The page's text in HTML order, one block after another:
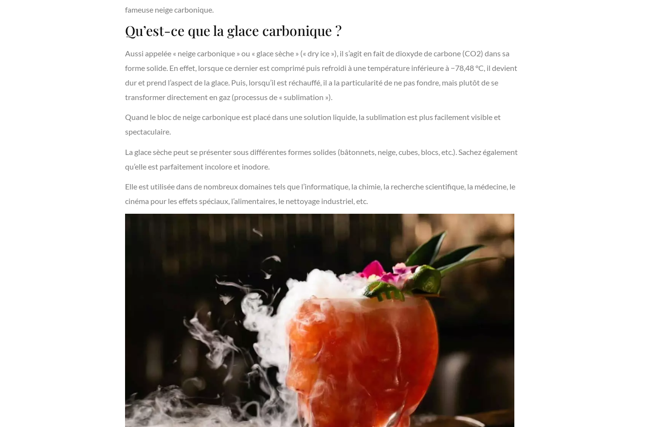
fameuse neige carbonique.
Qu’est-ce que la glace carbonique ?
Aussi appelée « neige carbonique » ou « glace sèche » (« dry ice »), il s’agit en fait de dioxyde de carbone (CO2) dans sa
forme solide. En effet, lorsque ce dernier est comprimé puis refroidi à une température inférieure à −78,48 °C, il devient
dur et prend l’aspect de la glace. Puis, lorsqu’il est réchauffé, il a la particularité de ne pas fondre, mais plutôt de se
transformer directement en gaz (processus de « sublimation »).
Quand le bloc de neige carbonique est placé dans une solution liquide, la sublimation est plus facilement visible et
spectaculaire.
La glace sèche peut se présenter sous différentes formes solides (bâtonnets, neige, cubes, blocs, etc.). Sachez également
qu’elle est parfaitement incolore et inodore.
Elle est utilisée dans de nombreux domaines tels que l’informatique, la chimie, la recherche scientifique, la médecine, le
cinéma pour les effets spéciaux, l’alimentaires, le nettoyage industriel, etc.